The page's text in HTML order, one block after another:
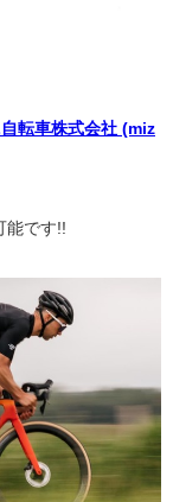
転車株式会社 (miz
能です!!